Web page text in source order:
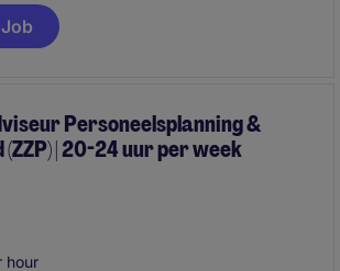
bent een stevige sparringpartner
en draagt actief bij aan de
Personeelsplanning &
| 20-24 uur per week
hour